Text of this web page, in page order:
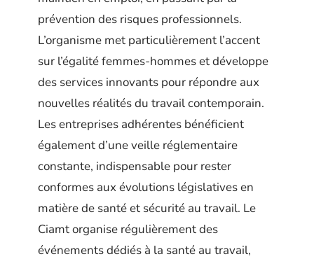
prévention des risques professionnels.
L’organisme met particulièrement l’accent
sur l’égalité femmes-hommes et développe
des services innovants pour répondre aux
nouvelles réalités du travail contemporain.
Les entreprises adhérentes bénéficient
également d’une veille réglementaire
constante, indispensable pour rester
conformes aux évolutions législatives en
matière de santé et sécurité au travail. Le
Ciamt organise régulièrement des
événements dédiés à la santé au travail,